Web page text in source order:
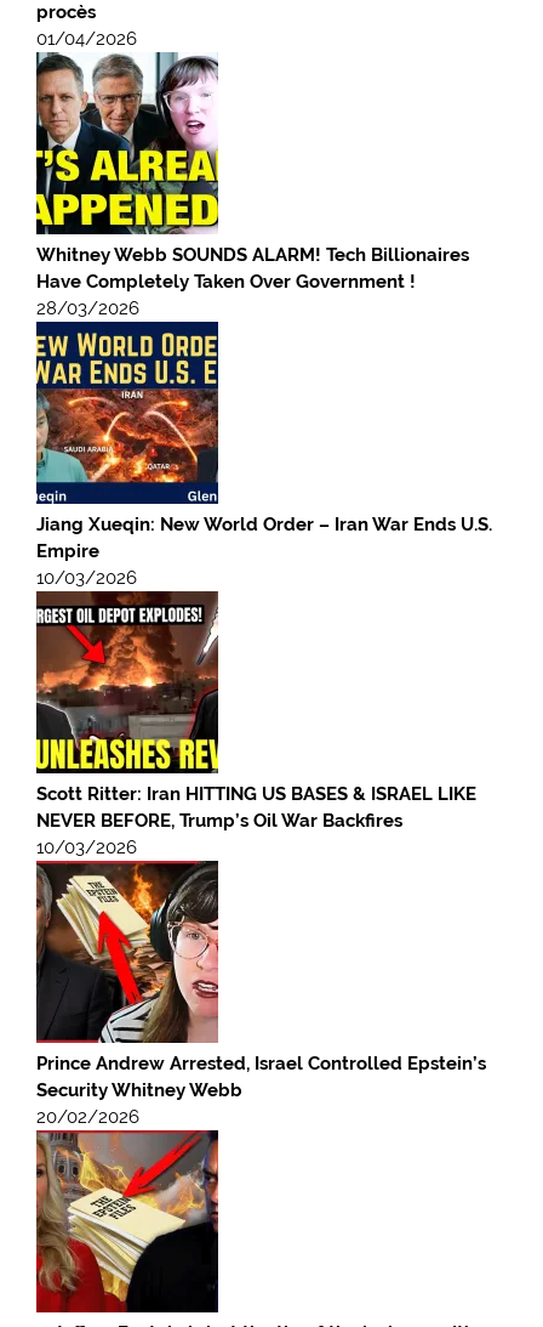
procès
01/04/2026
Whitney Webb SOUNDS ALARM! Tech Billionaires
Have Completely Taken Over Government !
28/03/2026
Jiang Xueqin: New World Order – Iran War Ends U.S.
Empire
10/03/2026
Scott Ritter: Iran HITTING US BASES & ISRAEL LIKE
NEVER BEFORE, Trump’s Oil War Backfires
10/03/2026
Prince Andrew Arrested, Israel Controlled Epstein’s
Security Whitney Webb
20/02/2026